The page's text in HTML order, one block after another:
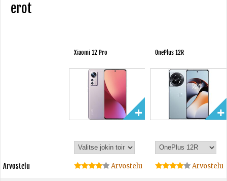
erot
Xiaomi 12 Pro OnePlus 12R
Arvostelu Arvostelu Arvostelu